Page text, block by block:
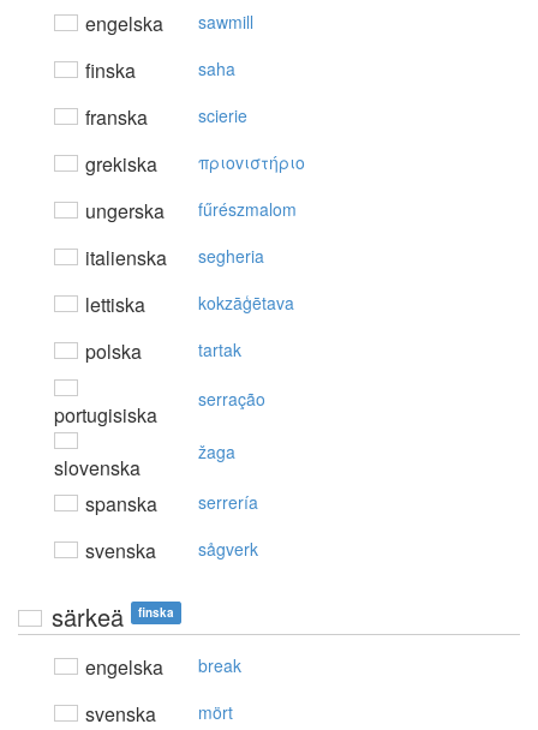
engelska sawmill
finska saha
franska scierie
grekiska πριovιστήριo
ungerska fűrészmalom
italienska segheria
lettiska kokzāģētava
polska tartak
portugisiska
serração
slovenska
žaga
spanska serrería
svenska sågverk
särkeä finska
engelska break
svenska mört